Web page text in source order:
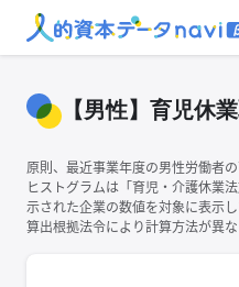
【男性】育児休
原則、最近事業年度の男性労働者
ヒストグラムは「育児・介護休業
示された企業の数値を対象に表示し
算出根拠法令により計算方法が異